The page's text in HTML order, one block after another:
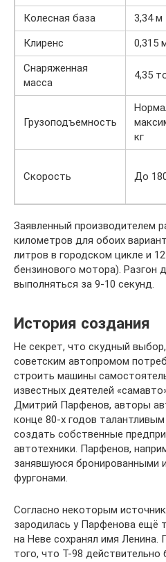
Колесная база
3,34 м
Клиренс
0,315
Снаряженная
масса
4,35
Грузоподъемность
кг
Скорость До
Заявленный производителем
километров для обоих
литров в городском цикле и
бензинового мотора). Разгон
выполняться за 9-10 секунд.
История создания
Не секрет, что скудный
советским автопромом
строить машины
известных деятелей
Дмитрий Парфенов, авторы
конце 80-х годов
создать собственные
автотехники. Парфенов,
занявшуюся бронированными
фургонами.
Согласно некоторым
зародилась у Парфенова ещё
на Неве сохранял имя
того, что Т-98 действительно